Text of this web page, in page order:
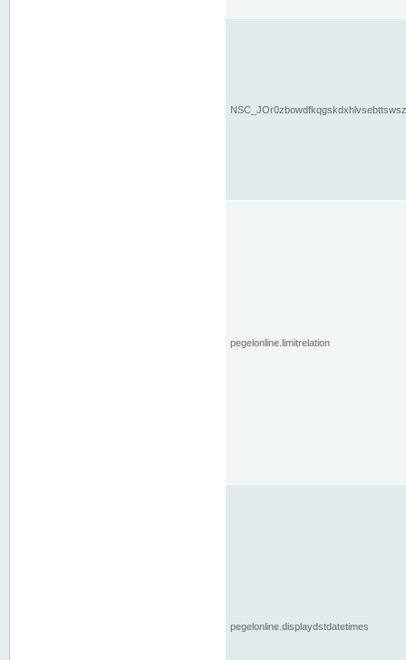
pegelonline.limitrelation
pegelonline.displaydstdatetimes